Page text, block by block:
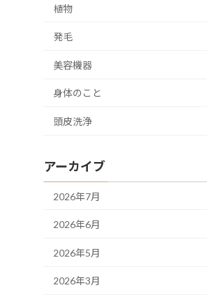
植物
発毛
美容機器
身体のこと
頭皮洗浄
アーカイブ
2026年7月
2026年6月
2026年5月
2026年3月